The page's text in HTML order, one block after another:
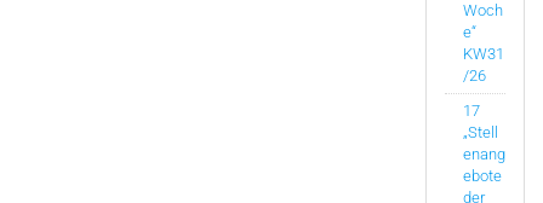
Woch
e“
KW31
/26
17
„Stell
enang
ebote
der